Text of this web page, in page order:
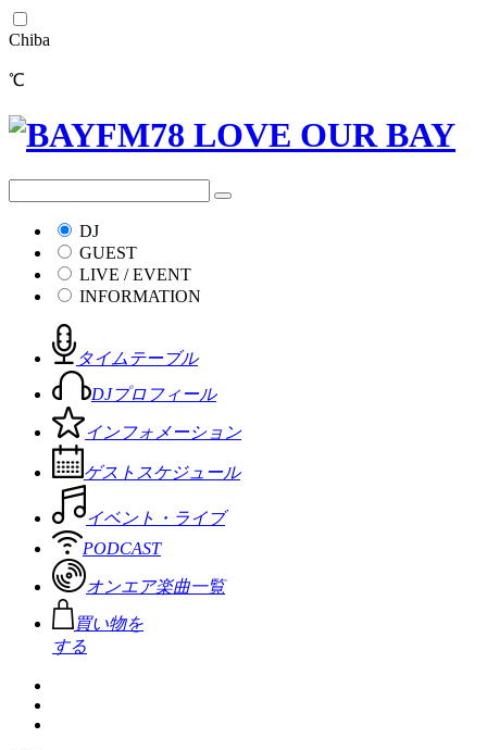
Chiba
℃
DJ
GUEST
LIVE / EVENT
INFORMATION
タイムテーブル
DJプロフィール
インフォメーション
ゲストスケジュール
イベント・ライブ
PODCAST
オンエア楽曲一覧
買い物を
する